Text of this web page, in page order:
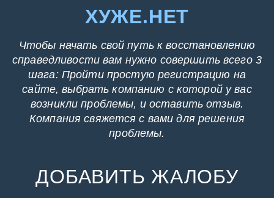
ХУЖЕ.НЕТ
Чтобы начать свой путь к восстановлению
справедливости вам нужно совершить всего 3
шага: Пройти простую регистрацию на
сайте, выбрать компанию с которой у вас
возникли проблемы, и оставить отзыв.
Компания свяжется с вами для решения
проблемы.
ДОБАВИТЬ ЖАЛОБУ